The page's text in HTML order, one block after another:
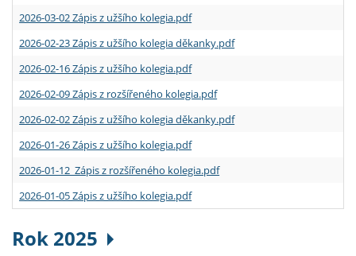
2026-03-02 Zápis z užšího kolegia.pdf
2026-02-23 Zápis z užšího kolegia děkanky.pdf
2026-02-16 Zápis z užšího kolegia.pdf
2026-02-09 Zápis z rozšířeného kolegia.pdf
2026-02-02 Zápis z užšího kolegia děkanky.pdf
2026-01-26 Zápis z užšího kolegia.pdf
2026-01-12 Zápis z rozšířeného kolegia.pdf
2026-01-05 Zápis z užšího kolegia.pdf
Rok 2025